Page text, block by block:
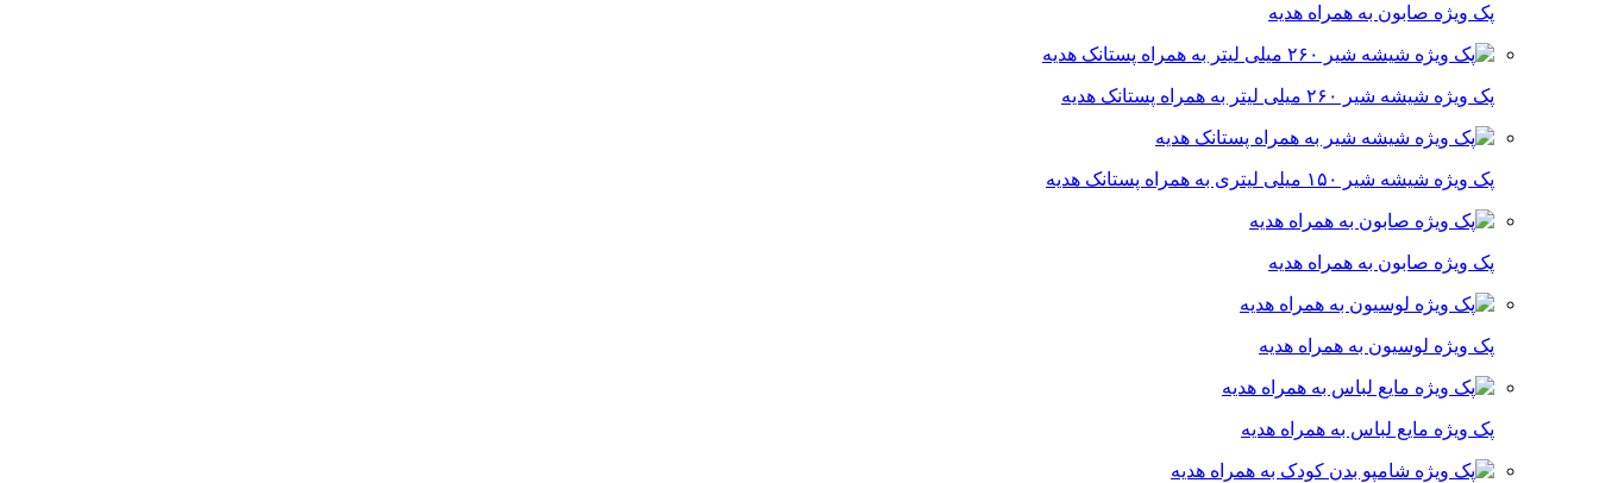
پک ویژه صابون به همراه هدیه
پک ویژه شیشه شیر ۲۶۰ میلی لیتر به همراه پستانک هدیه
پک ویژه شیشه شیر ۱۵۰ میلی لیتری به همراه پستانک هدیه
پک ویژه صابون به همراه هدیه
پک ویژه لوسیون به همراه هدیه
پک ویژه مایع لباس به همراه هدیه